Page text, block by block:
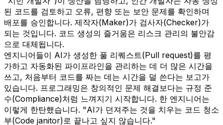
된 코드를 검토하고 오류, 편향 또는 보안 문제를 확인하며
배포를 승인합니다. 제작자(Maker)가 검사자(Checker)가
되는 것입니다. 코드 생성의 즐거움은 리스크 관리의 불안감
으로 대체됩니다.
엔지니어들이 AI가 생성한 풀 리퀘스트(Pull request)를 평
가하고 자동화된 파이프라인을 관리하는 데 더 많은 시간을
쓰고, 처음부터 코드를 짜는 데는 시간을 덜 쓴다는 보고가
있습니다. 프로그래밍은 창의적인 문제 해결보다는 규정 준
수(Compliance)처럼 느껴지기 시작합니다. 한 엔지니어는
이렇게 한탄했습니다. "AI가 던져주는 것을 치우는 코드 청소
부(Code janitor)로 끝나고 싶지 않습니다."